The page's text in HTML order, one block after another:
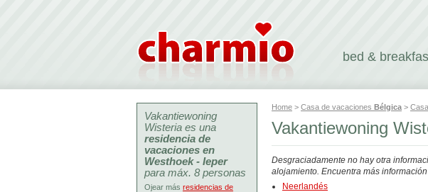
bed &
Home > Casa de vacaciones Bélgica >
Vakantiewoning
Desgraciadamente no hay otra
alojamiento. Encuentra más
Neerlandés
Vakantiewoning
Wisteria es una
residencia de
vacaciones en
Westhoek - Ieper
para máx. 8 personas
Ojear más residencias de